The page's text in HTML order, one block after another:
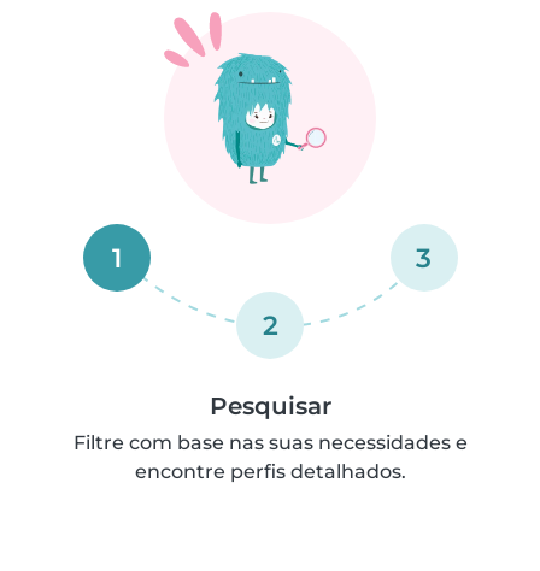
1
2
3
Pesquisar
Filtre com base nas suas necessidades e
encontre perfis detalhados.